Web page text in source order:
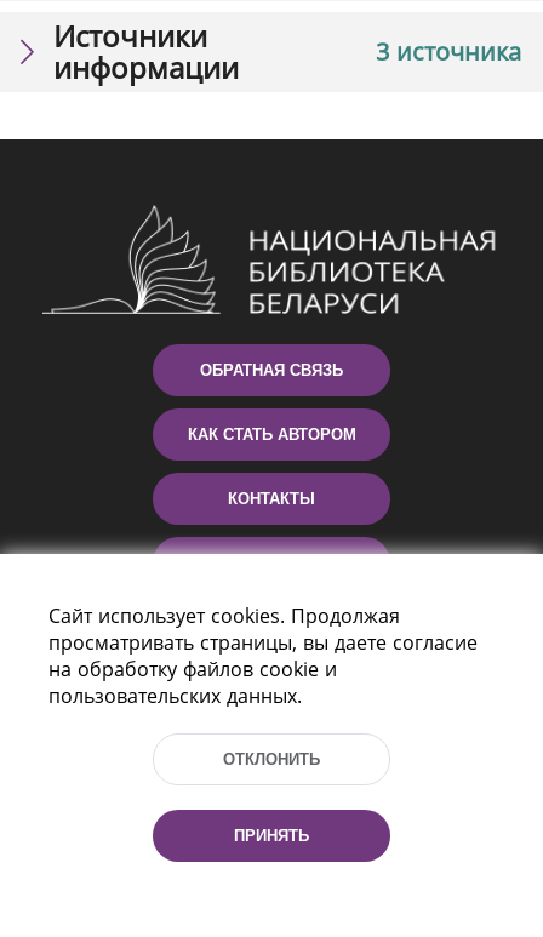
3 источника
Источники
информации
ОБРАТНАЯ СВЯЗЬ
КАК СТАТЬ АВТОРОМ
КОНТАКТЫ
г. Минск, Республика Беларусь, 220114
Тел.: (+375 17) 368 37 37, Факс: (+375 17)
Сайт использует cookies. Продолжая
просматривать страницы, вы даете согласие
на обработку файлов cookie и
пользовательских данных.
ОТКЛОНИТЬ
ПРИНЯТЬ